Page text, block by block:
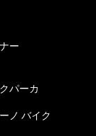
ー
パーカ
ノ バイク